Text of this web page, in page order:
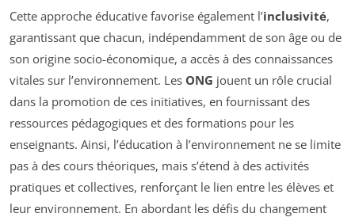
Cette approche éducative favorise également l’inclusivité,
garantissant que chacun, indépendamment de son âge ou de
son origine socio-économique, a accès à des connaissances
vitales sur l’environnement. Les ONG jouent un rôle crucial
dans la promotion de ces initiatives, en fournissant des
ressources pédagogiques et des formations pour les
enseignants. Ainsi, l’éducation à l’environnement ne se limite
pas à des cours théoriques, mais s’étend à des activités
pratiques et collectives, renforçant le lien entre les élèves et
leur environnement. En abordant les défis du changement